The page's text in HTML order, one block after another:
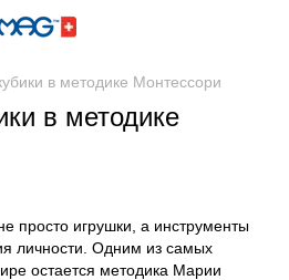
в методике Монтессори
в методике
просто игрушки, а инструменты
личности. Одним из самых
остается методика Марии